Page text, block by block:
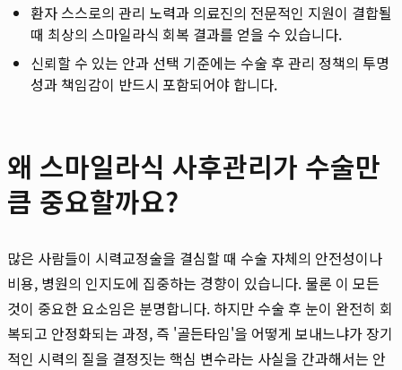
환자 스스로의 관리 노력과 의료진의 전문적인 지원이 결합될
때 최상의 스마일라식 회복 결과를 얻을 수 있습니다.
신뢰할 수 있는 안과 선택 기준에는 수술 후 관리 정책의 투명
성과 책임감이 반드시 포함되어야 합니다.
왜 스마일라식 사후관리가 수술만
큼 중요할까요?
많은 사람들이 시력교정술을 결심할 때 수술 자체의 안전성이나
비용, 병원의 인지도에 집중하는 경향이 있습니다. 물론 이 모든
것이 중요한 요소임은 분명합니다. 하지만 수술 후 눈이 완전히 회
복되고 안정화되는 과정, 즉 '골든타임'을 어떻게 보내느냐가 장기
적인 시력의 질을 결정짓는 핵심 변수라는 사실을 간과해서는 안